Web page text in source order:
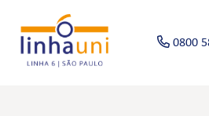
0800